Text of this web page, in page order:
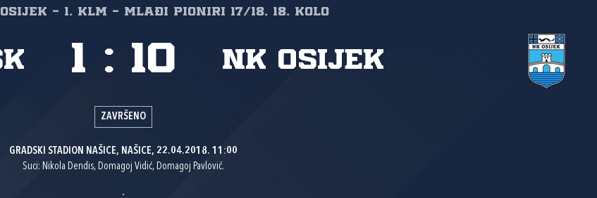
- 1. KLM - Mlađi pioniri 17/18, 18. kolo
NK Osijek
1 : 10
ZAVRŠENO
GRADSKI STADION NAŠICE, NAŠICE, 22.04.2018. 11:00
Suci: Nikola Dendis, Domagoj Vidić, Domagoj Pavlović.